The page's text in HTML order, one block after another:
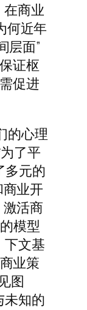
在商业
何近年
层面”
证枢
促进
的心理
了平
多元的
业开
活商
模型
下文基
业策
图
未知的